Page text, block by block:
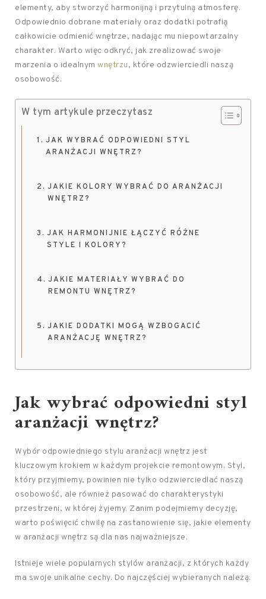
elementy, aby stworzyć harmonijną i przytulną atmosferę.
Odpowiednio dobrane materiały oraz dodatki potrafią
całkowicie odmienić wnętrze, nadając mu niepowtarzalny
charakter. Warto więc odkryć, jak zrealizować swoje
marzenia o idealnym wnętrzu, które odzwierciedli naszą
osobowość.
W tym artykule przeczytasz
JAK WYBRAĆ ODPOWIEDNI STYL
ARANŻACJI WNĘTRZ?
JAKIE KOLORY WYBRAĆ DO ARANŻACJI
WNĘTRZ?
JAK HARMONIJNIE ŁĄCZYĆ RÓŻNE
STYLE I KOLORY?
JAKIE MATERIAŁY WYBRAĆ DO
REMONTU WNĘTRZ?
JAKIE DODATKI MOGĄ WZBOGACIĆ
ARANŻACJĘ WNĘTRZ?
Jak wybrać odpowiedni styl
aranżacji wnętrz?
Wybór odpowiedniego stylu aranżacji wnętrz jest
kluczowym krokiem w każdym projekcie remontowym. Styl,
który przyjmiemy, powinien nie tylko odzwierciedlać naszą
osobowość, ale również pasować do charakterystyki
przestrzeni, w której żyjemy. Zanim podejmiemy decyzję,
warto poświęcić chwilę na zastanowienie się, jakie elementy
w aranżacji wnętrz są dla nas najważniejsze.
Istnieje wiele popularnych stylów aranżacji, z których każdy
ma swoje unikalne cechy. Do najczęściej wybieranych należą: